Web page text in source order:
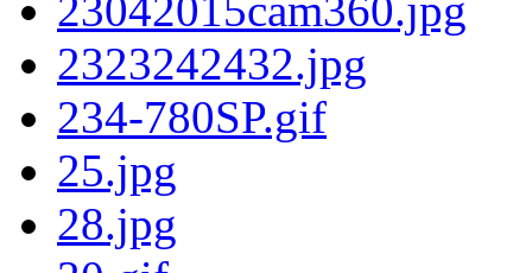
23042015cam360.jpg
2323242432.jpg
234-780SP.gif
25.jpg
28.jpg